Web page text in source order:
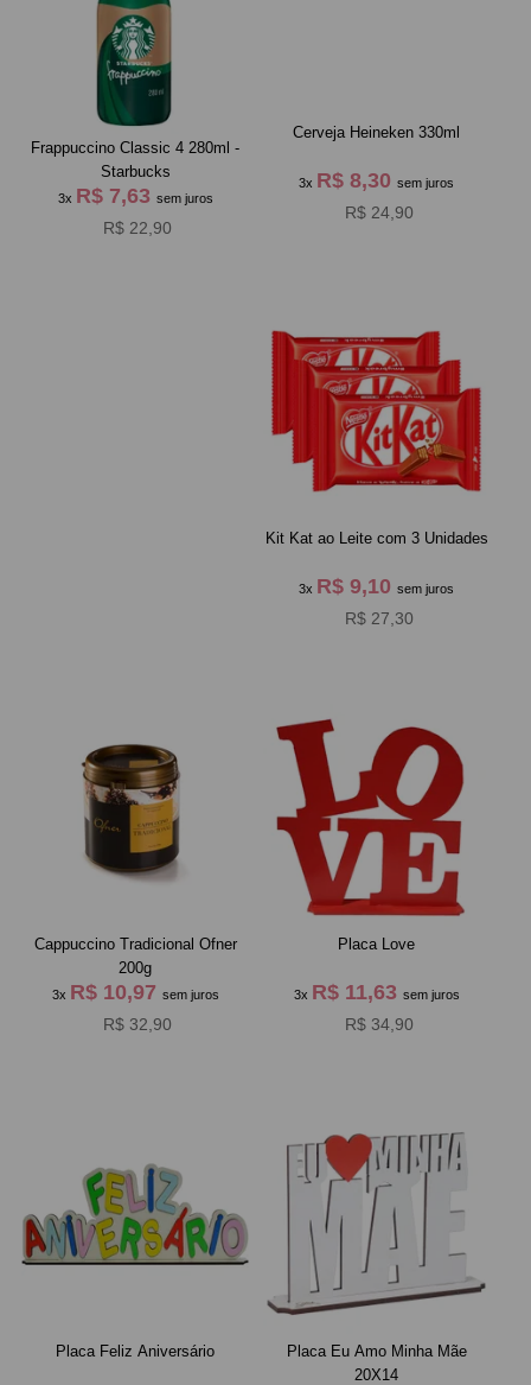
Frappuccino Classic 4 280ml -
Starbucks
3x R$ 7,63 sem juros
R$ 22,90
Cerveja Heineken 330ml
3x R$ 8,30sem juros
R$ 24,90
Kit Kat ao Leite com 3 Unidades
3x R$ 9,10sem juros
R$ 27,30
Cappuccino Tradicional Ofner
200g
3x R$ 10,97 sem juros
R$ 32,90
Placa Love
3x R$ 11,63 sem juros
R$ 34,90
Placa Feliz Aniversário
Placa Eu Amo Minha Mãe
20X14